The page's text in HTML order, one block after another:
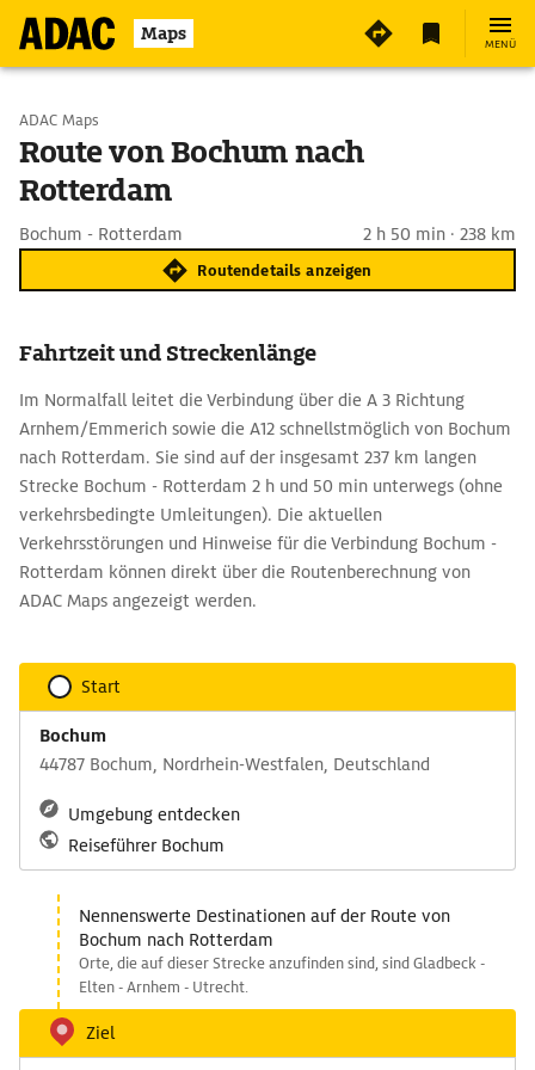
Maps MENÜ
Start wählen
Ziel eingeben
ADAC Maps
Route von Bochum nach
Rotterdam
Bochum - Rotterdam 2 h 50 min · 238 km
Routendetails anzeigen
Fahrtzeit und Streckenlänge
Im Normalfall leitet die Verbindung über die A 3 Richtung
Arnhem/Emmerich sowie die A12 schnellstmöglich von Bochum
nach Rotterdam. Sie sind auf der insgesamt 237 km langen
Strecke Bochum - Rotterdam 2 h und 50 min unterwegs (ohne
verkehrsbedingte Umleitungen). Die aktuellen
Verkehrsstörungen und Hinweise für die Verbindung Bochum -
Rotterdam können direkt über die Routenberechnung von
ADAC Maps angezeigt werden.
Start
Bochum
44787 Bochum, Nordrhein-Westfalen, Deutschland
Umgebung entdecken
Reiseführer Bochum
Nennenswerte Destinationen auf der Route von
Bochum nach Rotterdam
Orte, die auf dieser Strecke anzufinden sind, sind Gladbeck -
Elten - Arnhem - Utrecht.
Ziel